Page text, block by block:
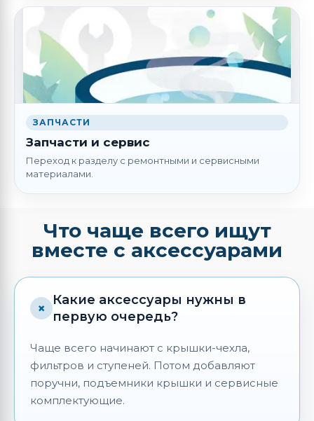
ЗАПЧАСТИ
Запчасти и сервис
Переход к разделу с ремонтными и сервисными
материалами.
Что чаще всего ищут
вместе с аксессуарами
Какие аксессуары нужны в
первую очередь?
Чаще всего начинают с крышки-чехла,
фильтров и ступеней. Потом добавляют
поручни, подъемники крышки и сервисные
комплектующие.